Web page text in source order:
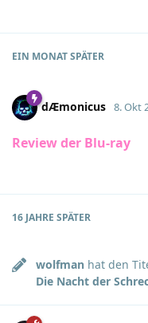
EIN MONATSPÄTER
dÆmonicus 8. Okt
Review der Blu-ray
16 JAHRE SPÄTER
wolfman hat den
Die Nacht der